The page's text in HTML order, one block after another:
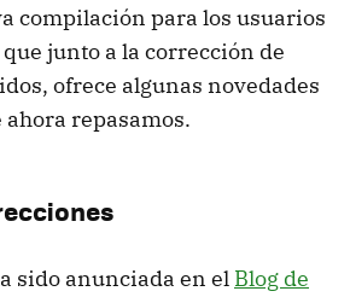
compilación para los usuarios
junto a la corrección de
ofrece algunas novedades
repasamos.
sido anunciada en el Blog de